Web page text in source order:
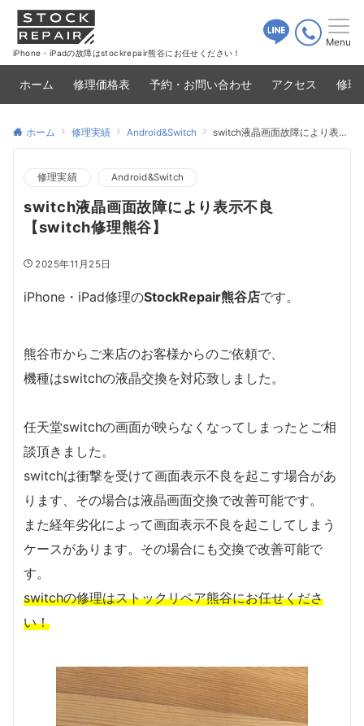
iPhone・iPadの故障はstockrepair熊谷にお任せください！
Menu
ホーム 修理価格表 予約・お問い合わせ アクセス 修理
ホーム 修理実績 Android&Switch switch液晶画面故障により表示不良【switch修理熊谷】
修理実績 Android&Switch
switch液晶画面故障により表示不良
【switch修理熊谷】
2025年11月25日
iPhone・iPad修理のStockRepair熊谷店です。
熊谷市からご来店のお客様からのご依頼で、
機種はswitchの液晶交換を対応致しました。
任天堂switchの画面が映らなくなってしまったとご相
談頂きました。
switchは衝撃を受けて画面表示不良を起こす場合があ
ります、その場合は液晶画面交換で改善可能です。
また経年劣化によって画面表示不良を起こしてしまう
ケースがあります。その場合にも交換で改善可能で
す。
switchの修理はストックリペア熊谷にお任せくださ
い！